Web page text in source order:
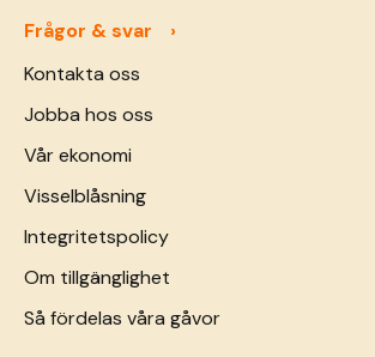
Frågor & svar
Kontakta oss
Jobba hos oss
Vår ekonomi
Visselblåsning
Integritetspolicy
Om tillgänglighet
Så fördelas våra gåvor